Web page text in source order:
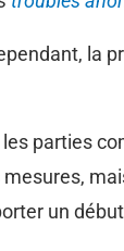
la
parties
un